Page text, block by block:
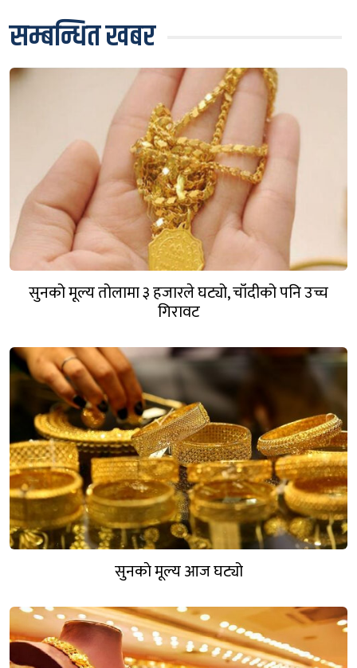
सम्बन्धित खबर
सुनको मूल्य तोलामा ३ हजारले घट्यो, चाँदीको पनि उच्च
गिरावट
सुनकाे मूल्य आज घट्यो